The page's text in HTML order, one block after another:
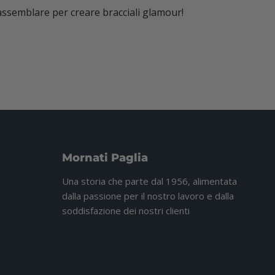
per creare bracciali glamour!
Mornati Paglia
Una storia che parte dal 1956, alimentata
dalla passione per il nostro lavoro e dalla
soddisfazione dei nostri clienti